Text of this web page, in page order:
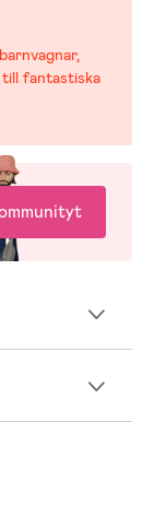
fantastiska